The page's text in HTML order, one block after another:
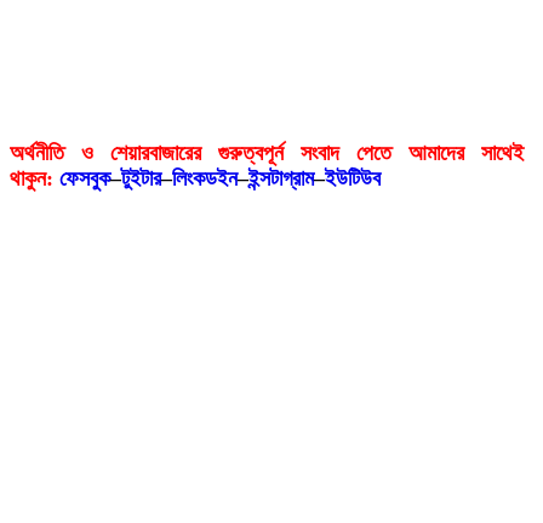
অর্থনীতি ও শেয়ারবাজারের গুরুত্বপূর্ন সংবাদ পেতে আমাদের সাথেই
থাকুন: ফেসবুক–টুইটার–লিংকডইন–ইন্সটাগ্রাম–ইউটিউব